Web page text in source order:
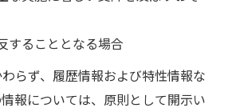
することとなる場合
らず、履歴情報および特性情報な
報については、原則として開示い